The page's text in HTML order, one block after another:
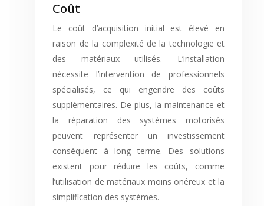
Coût
Le coût d’acquisition initial est élevé en
raison de la complexité de la technologie et
des matériaux utilisés. L’installation
nécessite l’intervention de professionnels
spécialisés, ce qui engendre des coûts
supplémentaires. De plus, la maintenance et
la réparation des systèmes motorisés
peuvent représenter un investissement
conséquent à long terme. Des solutions
existent pour réduire les coûts, comme
l’utilisation de matériaux moins onéreux et la
simplification des systèmes.